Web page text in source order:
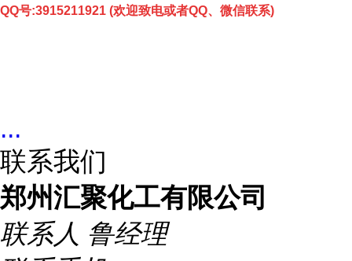
QQ号:3915211921 (欢迎致电或者QQ、微信联系)
...
联系我们
郑州汇聚化工有限公司
联系人 鲁经理